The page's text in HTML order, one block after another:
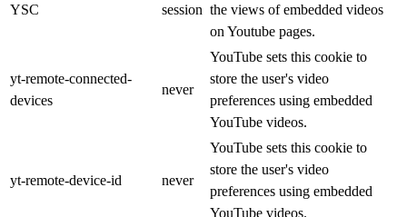
YSC session the views of embedded videos
on Youtube pages.
yt-remote-connected-
devices
never
YouTube sets this cookie to
store the user's video
preferences using embedded
YouTube videos.
yt-remote-device-id never
YouTube sets this cookie to
store the user's video
preferences using embedded
YouTube videos.